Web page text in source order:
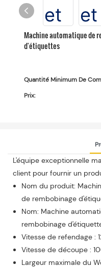
Machine automatique de
d'étiquettes
Quantité Minimum De
Prix:
L'équipe exceptionnelle
client pour fournir un
Nom du produit:
de rembobinage
Nom: Machine
rembobinage
Vitesse de refendage :
Vitesse de découpe :
Largeur maximale du